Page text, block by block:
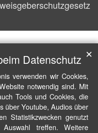
Datenschutz
verwenden wir Cookies,
notwendig sind. Mit
Tools und Cookies, die
über Youtube, Audios über
Statistikzwecken genutzt
treffen. Weitere
✕